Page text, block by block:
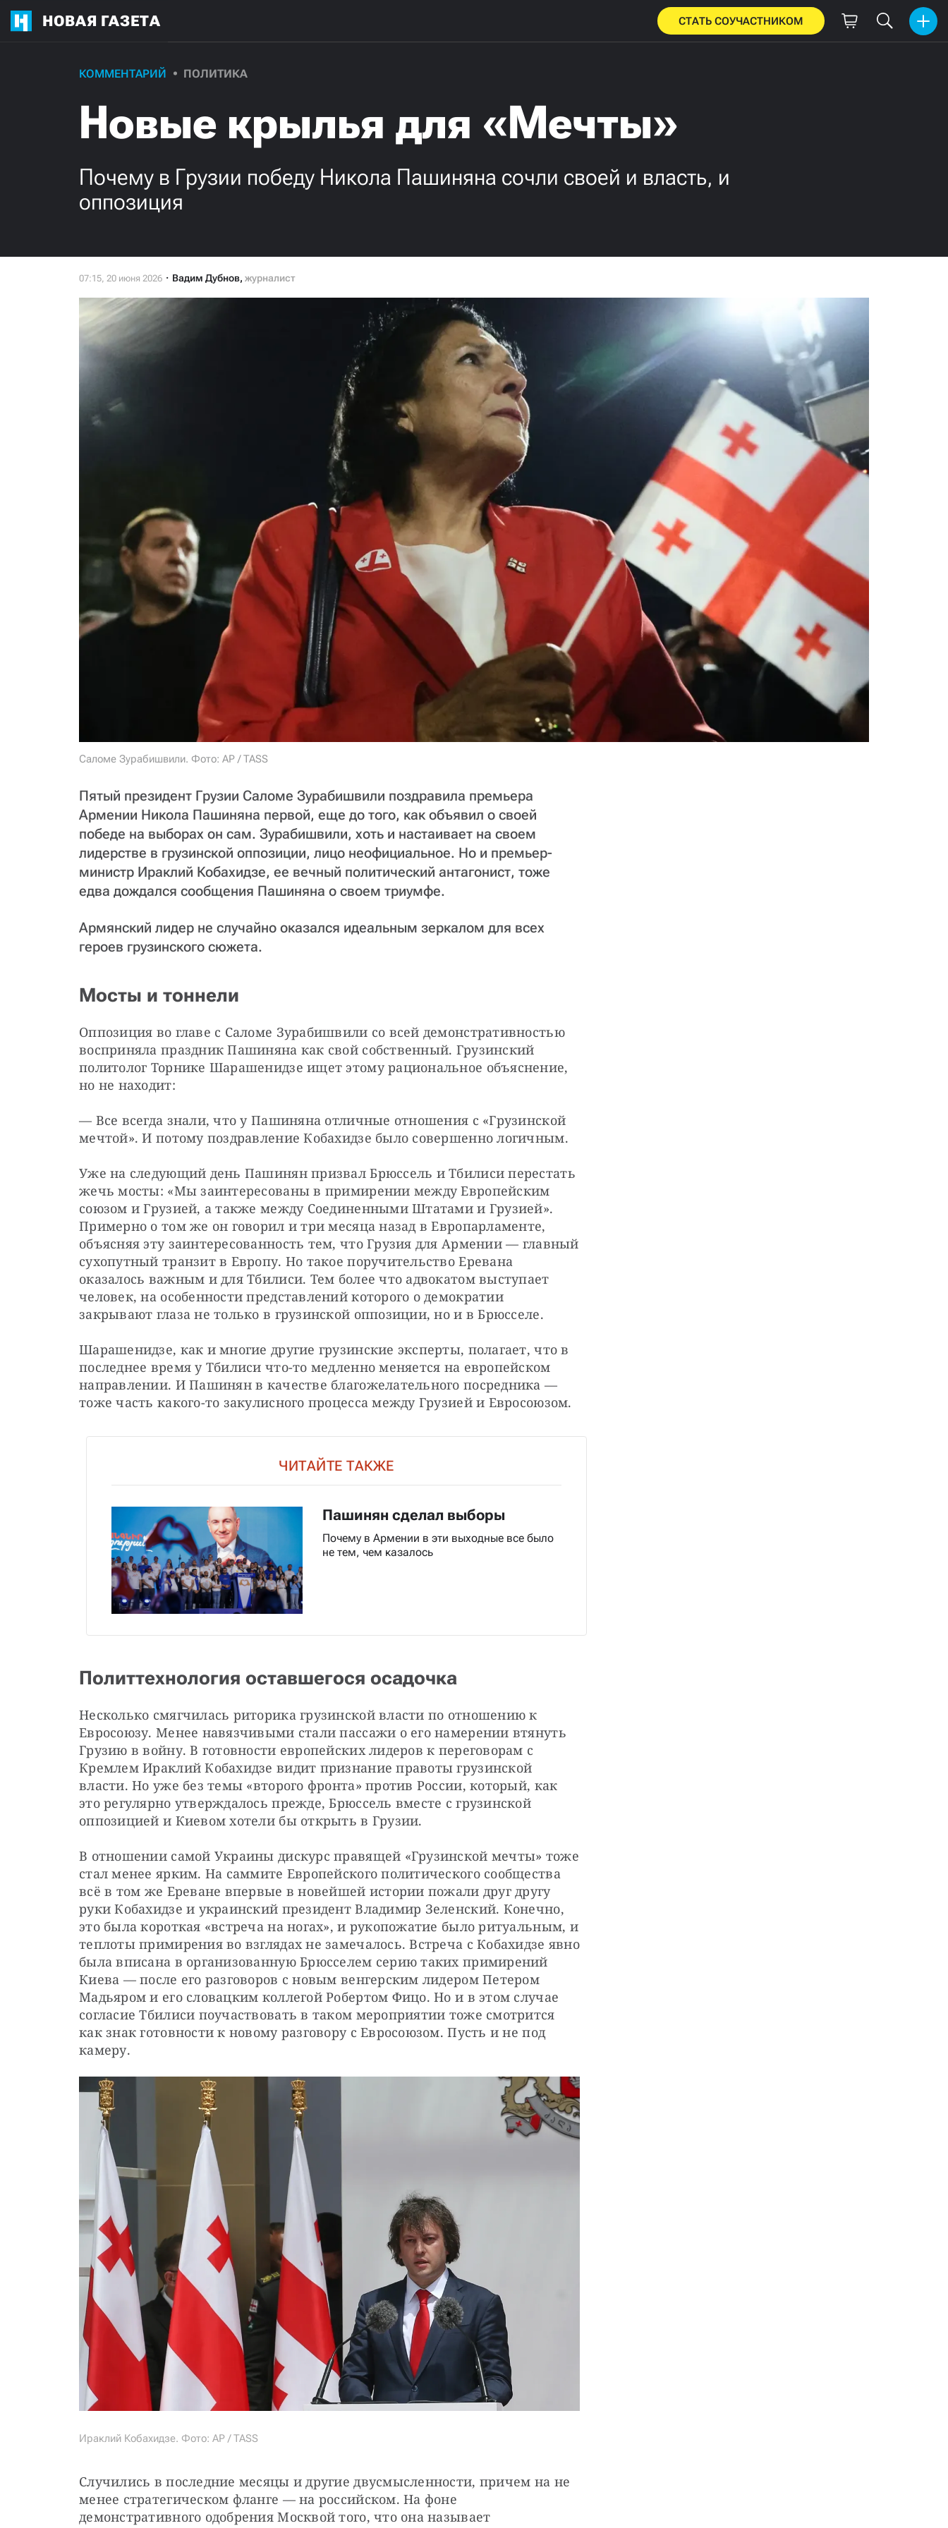
НОВАЯ ГАЗЕТА СТАТЬ СОУЧАСТНИКОМ
КОММЕНТАРИЙ ПОЛИТИКА
Новые крылья для «Мечты»
Почему в Грузии победу Никола Пашиняна сочли своей и власть, и
оппозиция
Вадим Дубнов, журналист
Саломе Зурабишвили. Фото: AP / TASS
Пятый президент Грузии Саломе Зурабишвили поздравила премьера
Армении Никола Пашиняна первой, еще до того, как объявил о своей
победе на выборах он сам. Зурабишвили, хоть и настаивает на своем
лидерстве в грузинской оппозиции, лицо неофициальное. Но и премьер-
министр Ираклий Кобахидзе, ее вечный политический антагонист, тоже
едва дождался сообщения Пашиняна о своем триумфе.
Армянский лидер не случайно оказался идеальным зеркалом для всех
героев грузинского сюжета.
Мосты и тоннели
Оппозиция во главе с Саломе Зурабишвили со всей демонстративностью
восприняла праздник Пашиняна как свой собственный. Грузинский
политолог Торнике Шарашенидзе ищет этому рациональное объяснение,
но не находит:
— Все всегда знали, что у Пашиняна отличные отношения с «Грузинской
мечтой». И потому поздравление Кобахидзе было совершенно логичным.
Уже на следующий день Пашинян призвал Брюссель и Тбилиси перестать
жечь мосты: «Мы заинтересованы в примирении между Европейским
союзом и Грузией, а также между Соединенными Штатами и Грузией».
Примерно о том же он говорил и три месяца назад в Европарламенте,
объясняя эту заинтересованность тем, что Грузия для Армении — главный
сухопутный транзит в Европу. Но такое поручительство Еревана
оказалось важным и для Тбилиси. Тем более что адвокатом выступает
человек, на особенности представлений которого о демократии
закрывают глаза не только в грузинской оппозиции, но и в Брюсселе.
Шарашенидзе, как и многие другие грузинские эксперты, полагает, что в
последнее время у Тбилиси что-то медленно меняется на европейском
направлении. И Пашинян в качестве благожелательного посредника —
тоже часть какого-то закулисного процесса между Грузией и Евросоюзом.
ЧИТАЙТЕ ТАКЖЕ
Пашинян сделал выборы
Почему в Армении в эти выходные все было
не тем, чем казалось
Политтехнология оставшегося осадочка
Несколько смягчилась риторика грузинской власти по отношению к
Евросоюзу. Менее навязчивыми стали пассажи о его намерении втянуть
Грузию в войну. В готовности европейских лидеров к переговорам с
Кремлем Ираклий Кобахидзе видит признание правоты грузинской
власти. Но уже без темы «второго фронта» против России, который, как
это регулярно утверждалось прежде, Брюссель вместе с грузинской
оппозицией и Киевом хотели бы открыть в Грузии.
В отношении самой Украины дискурс правящей «Грузинской мечты» тоже
стал менее ярким. На саммите Европейского политического сообщества
всё в том же Ереване впервые в новейшей истории пожали друг другу
руки Кобахидзе и украинский президент Владимир Зеленский. Конечно,
это была короткая «встреча на ногах», и рукопожатие было ритуальным, и
теплоты примирения во взглядах не замечалось. Встреча с Кобахидзе явно
была вписана в организованную Брюсселем серию таких примирений
Киева — после его разговоров с новым венгерским лидером Петером
Мадьяром и его словацким коллегой Робертом Фицо. Но и в этом случае
согласие Тбилиси поучаствовать в таком мероприятии тоже смотрится
как знак готовности к новому разговору с Евросоюзом. Пусть и не под
камеру.
Ираклий Кобахидзе. Фото: AP / TASS
Случились в последние месяцы и другие двусмысленности, причем на не
менее стратегическом фланге — на российском. На фоне
демонстративного одобрения Москвой того, что она называет